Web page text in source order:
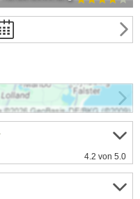
4.2 von 5.0